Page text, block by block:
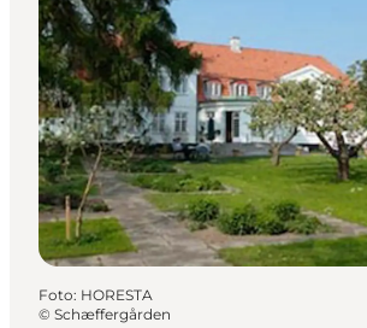
Foto: HORESTA
© Schæffergården